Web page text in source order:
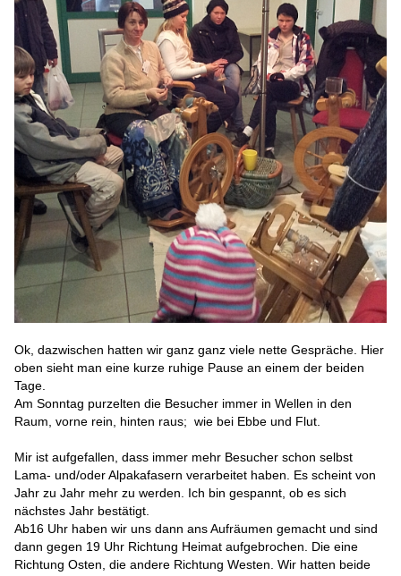
Ok, dazwischen hatten wir ganz ganz viele nette Gespräche. Hier
oben sieht man eine kurze ruhige Pause an einem der beiden
Tage.
Am Sonntag purzelten die Besucher immer in Wellen in den
Raum, vorne rein, hinten raus; wie bei Ebbe und Flut.
Mir ist aufgefallen, dass immer mehr Besucher schon selbst
Lama- und/oder Alpakafasern verarbeitet haben. Es scheint von
Jahr zu Jahr mehr zu werden. Ich bin gespannt, ob es sich
nächstes Jahr bestätigt.
Ab16 Uhr haben wir uns dann ans Aufräumen gemacht und sind
dann gegen 19 Uhr Richtung Heimat aufgebrochen. Die eine
Richtung Osten, die andere Richtung Westen. Wir hatten beide